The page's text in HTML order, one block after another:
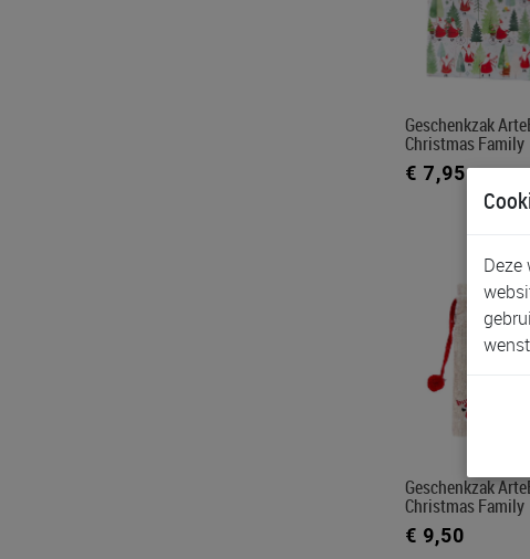
Geschenkzak
Christmas Family
€ 7,95
Geschenkzak
Christmas Family
€ 9,50
Deze